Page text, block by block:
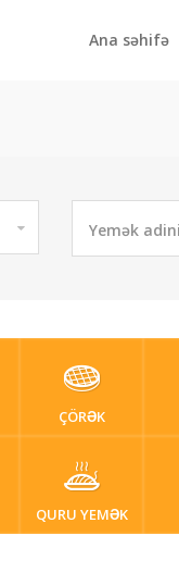
Ana səhifə
ÇÖRƏK
QURU YEMƏK